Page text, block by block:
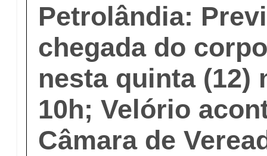
Petrolândia:
chegada do
nesta quinta (12)
10h; Velório
Câmara de